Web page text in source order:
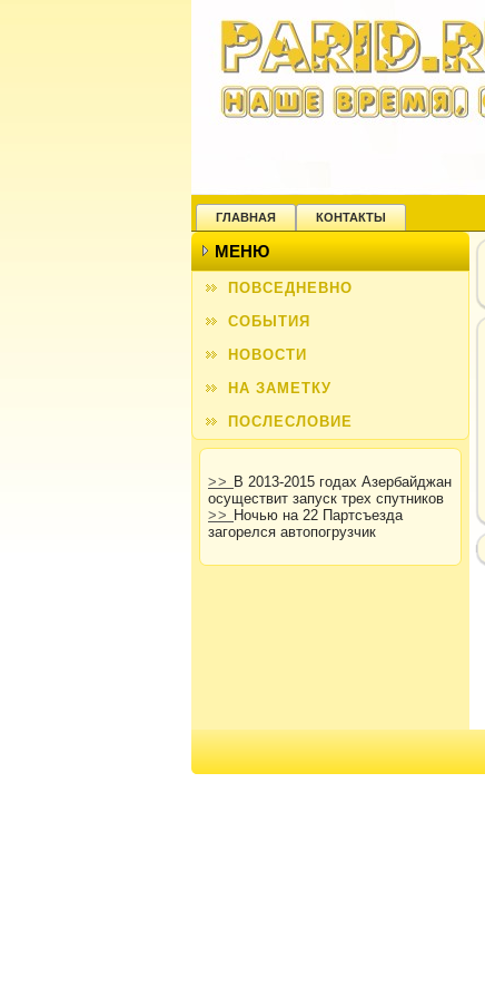
ГЛАВНАЯ КОНТАКТЫ
МЕНЮ
ПОВСЕДНЕВНО
СОБЫТИЯ
НОВОСТИ
НА ЗАМЕТКУ
ПОСЛЕСЛОВИЕ
>> В 2013-2015 годах Азербайджан
осуществит запуск трех спутников
>> Ночью на 22 Партсъезда
загорелся автопогрузчик